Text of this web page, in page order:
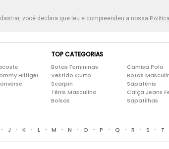
você declara que leu e compreendeu a nossa
Hilfiger
TOP CATEGORIAS
Botas Femininas
Vestido Curto
Scarpin
Tênis Masculino
Bolsas
Camisa Polo
Botas
Sapatênis
Calça Jeans
Sapatilhas
• J • K • L • M • N • O • P • Q • R • S • T